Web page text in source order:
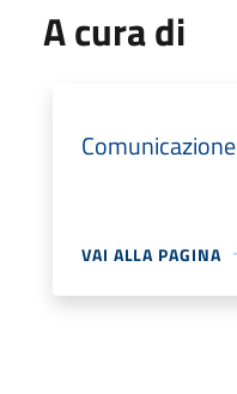
A cura di
Comunicazione
VAI ALLA PAGINA